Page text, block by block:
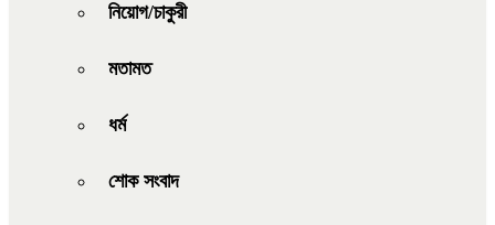
নিয়োগ/চাকুরী
মতামত
ধর্ম
শোক সংবাদ